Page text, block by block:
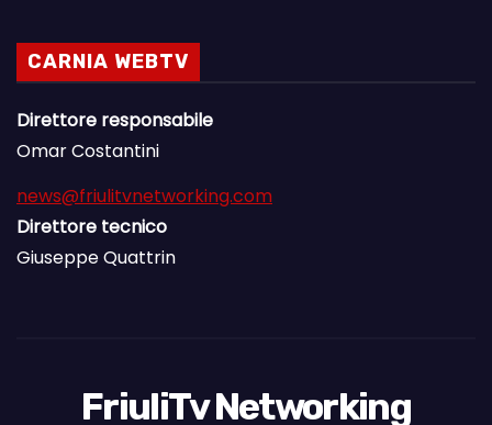
CARNIA WEBTV
Direttore responsabile
Omar Costantini
news@friulitvnetworking.com
Direttore tecnico
Giuseppe Quattrin
FriuliTv Networking